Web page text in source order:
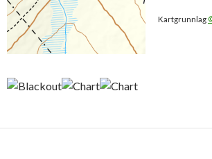
Kartgrunnlag